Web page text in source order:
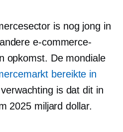
is nog jong in
e-commerce-
opkomst. De mondiale
bereikte in
is dat dit in
2025 miljard dollar.